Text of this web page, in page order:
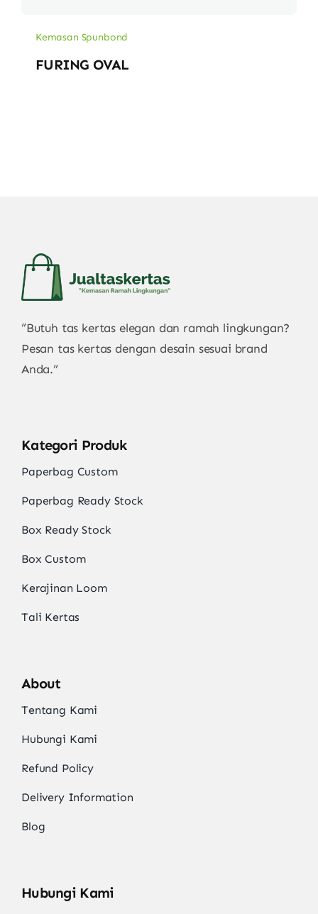
Kemasan Spunbond
FURING OVAL
“Butuh tas kertas elegan dan ramah lingkungan?
Pesan tas kertas dengan desain sesuai brand
Anda.”
Kategori Produk
Paperbag Custom
Paperbag Ready Stock
Box Ready Stock
Box Custom
Kerajinan Loom
Tali Kertas
About
Tentang Kami
Hubungi Kami
Refund Policy
Delivery Information
Blog
Hubungi Kami